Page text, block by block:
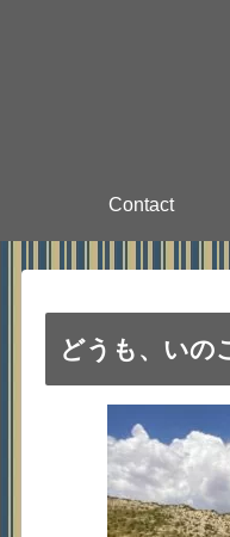
Contact
どうも、いの